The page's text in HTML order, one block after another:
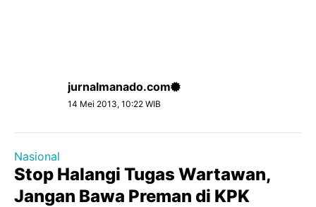
jurnalmanado.com
14 Mei 2013, 10:22 WIB
Nasional
Stop Halangi Tugas Wartawan,
Jangan Bawa Preman di KPK